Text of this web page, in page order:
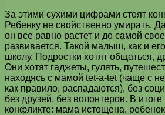
За этими сухими цифрами стоят
Ребенку не свойственно умирать.
он все равно растет и до самой
развивается. Такой малыш, как и
школу. Подростки хотят общаться,
Они хотят гаджеты, гулять,
находясь с мамой tet-a-tet (чаще с
как правило, распадаются), без
без друзей, без волонтеров. В
конфликте: мама истощена,